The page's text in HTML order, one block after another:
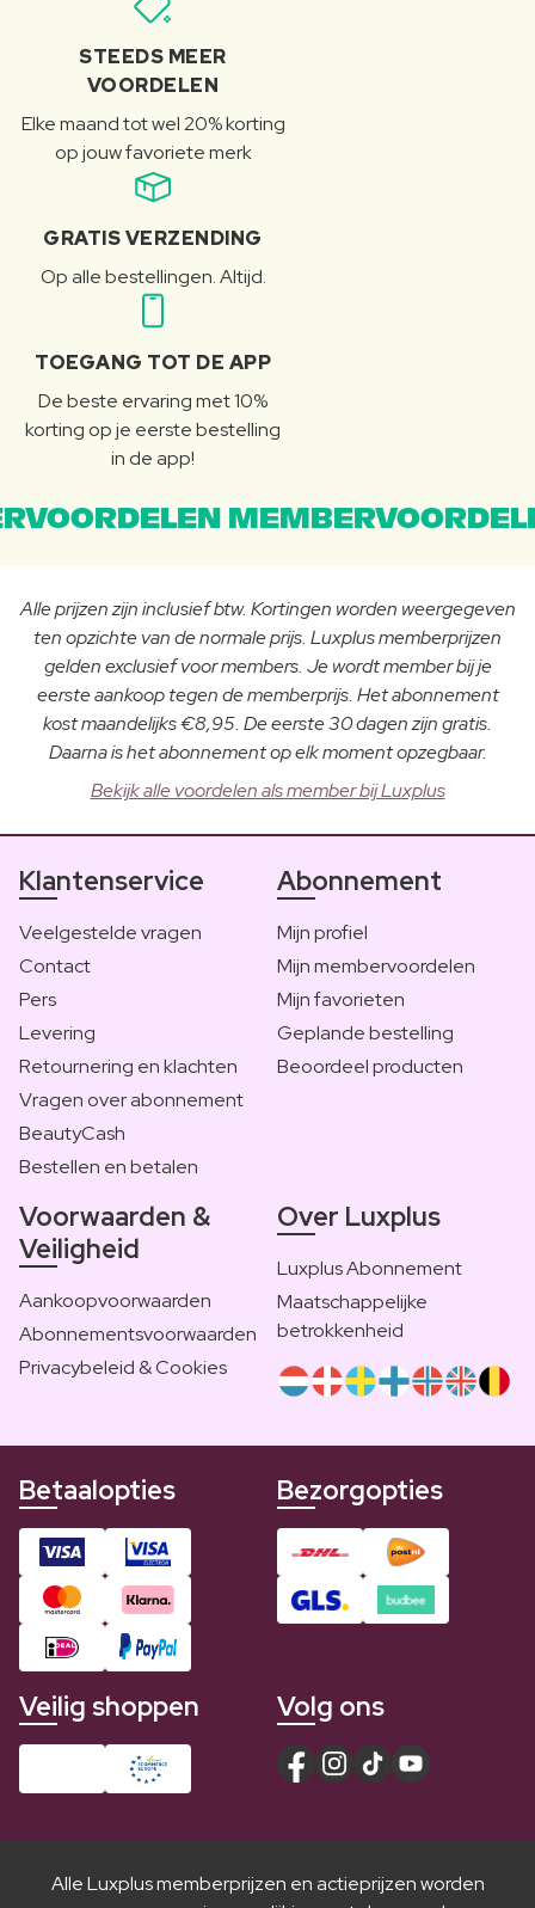
STEEDS MEER
VOORDELEN
Elke maand tot wel 20% korting
op jouw favoriete merk
GRATIS VERZENDING
Op alle bestellingen. Altijd.
TOEGANG TOT DE APP
De beste ervaring met 10%
korting op je eerste bestelling
in de app!
Alle prijzen zijn inclusief btw. Kortingen worden weergegeven
ten opzichte van de normale prijs. Luxplus memberprijzen
gelden exclusief voor members. Je wordt member bij je
eerste aankoop tegen de memberprijs. Het abonnement
kost maandelijks €8,95. De eerste 30 dagen zijn gratis.
Daarna is het abonnement op elk moment opzegbaar.
Bekijk alle voordelen als member bij Luxplus
Klantenservice
Veelgestelde vragen
Contact
Pers
Levering
Retournering en klachten
Vragen over abonnement
BeautyCash
Bestellen en betalen
Abonnement
Mijn profiel
Mijn membervoordelen
Mijn favorieten
Geplande bestelling
Beoordeel producten
Voorwaarden &
Veiligheid
Aankoopvoorwaarden
Abonnementsvoorwaarden
Privacybeleid & Cookies
Over Luxplus
Luxplus Abonnement
Maatschappelijke
betrokkenheid
Betaalopties Bezorgopties
Veilig shoppen Volg ons
Alle Luxplus memberprijzen en actieprijzen worden